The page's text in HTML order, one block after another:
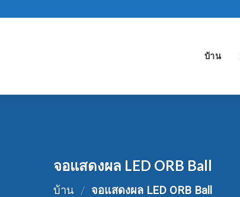
บ้าน
จอแสดงผล LED ORB Ball
บ้าน / จอแสดงผล LED ORB Ball